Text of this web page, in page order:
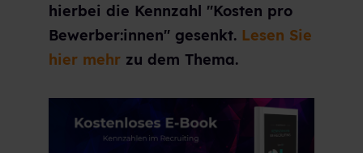
hierbei die Kennzahl "Kosten pro
Bewerber:innen" gesenkt. Lesen Sie
hier mehr zu dem Thema.